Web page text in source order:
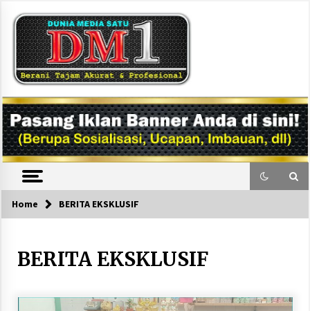
content
DM1
Home BERITA EKSKLUSIF
BERITA EKSKLUSIF